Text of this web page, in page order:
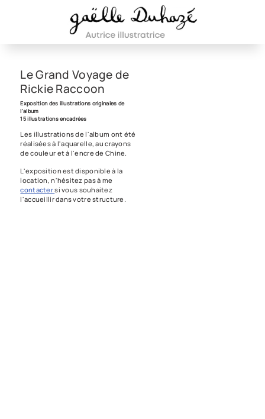
Le Grand Voyage de
Rickie Raccoon
Exposition des illustrations originales de
l'album
15 illustrations encadrées
Les illustrations de l'album ont été
réalisées à l'aquarelle, au crayons
de couleur et à l'encre de Chine.
L'exposition est disponible à la
location, n'hésitez pas à me
contactersi vous souhaitez
l'accueillir dans votre structure.